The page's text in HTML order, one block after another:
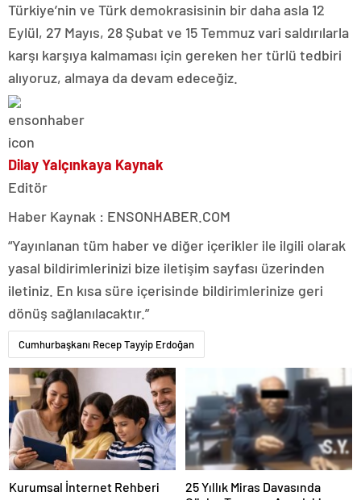
Türkiye’nin ve Türk demokrasisinin bir daha asla 12
Eylül, 27 Mayıs, 28 Şubat ve 15 Temmuz vari saldırılarla
karşı karşıya kalmaması için gereken her türlü tedbiri
alıyoruz, almaya da devam edeceğiz.
Dilay Yalçınkaya Kaynak
Editör
Haber Kaynak : ENSONHABER.COM
“Yayınlanan tüm haber ve diğer içerikler ile ilgili olarak
yasal bildirimlerinizi bize iletişim sayfası üzerinden
iletiniz. En kısa süre içerisinde bildirimlerinize geri
dönüş sağlanılacaktır.”
Cumhurbaşkanı Recep Tayyip Erdoğan
Kurumsal İnternet Rehberi
25 Yıllık Miras Davasında